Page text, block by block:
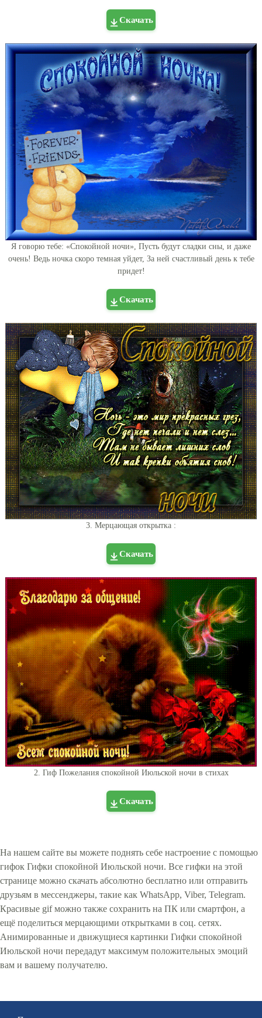
Скачать
Я говорю тебе: «Спокойной ночи», Пусть будут сладки сны, и даже
очень! Ведь ночка скоро темная уйдет, За ней счастливый день к тебе
придет!
Скачать
3. Мерцающая открытка :
Скачать
2. Гиф Пожелания спокойной Июльской ночи в стихах
Скачать
На нашем сайте вы можете поднять себе настроение с помощью
гифок Гифки спокойной Июльской ночи. Все гифки на этой
странице можно скачать абсолютно бесплатно или отправить
друзьям в мессенджеры, такие как WhatsApp, Viber, Telegram.
Красивые gif можно также сохранить на ПК или смартфон, а
ещё поделиться мерцающими открытками в соц. сетях.
Анимированные и движущиеся картинки Гифки спокойной
Июльской ночи передадут максимум положительных эмоций
вам и вашему получателю.